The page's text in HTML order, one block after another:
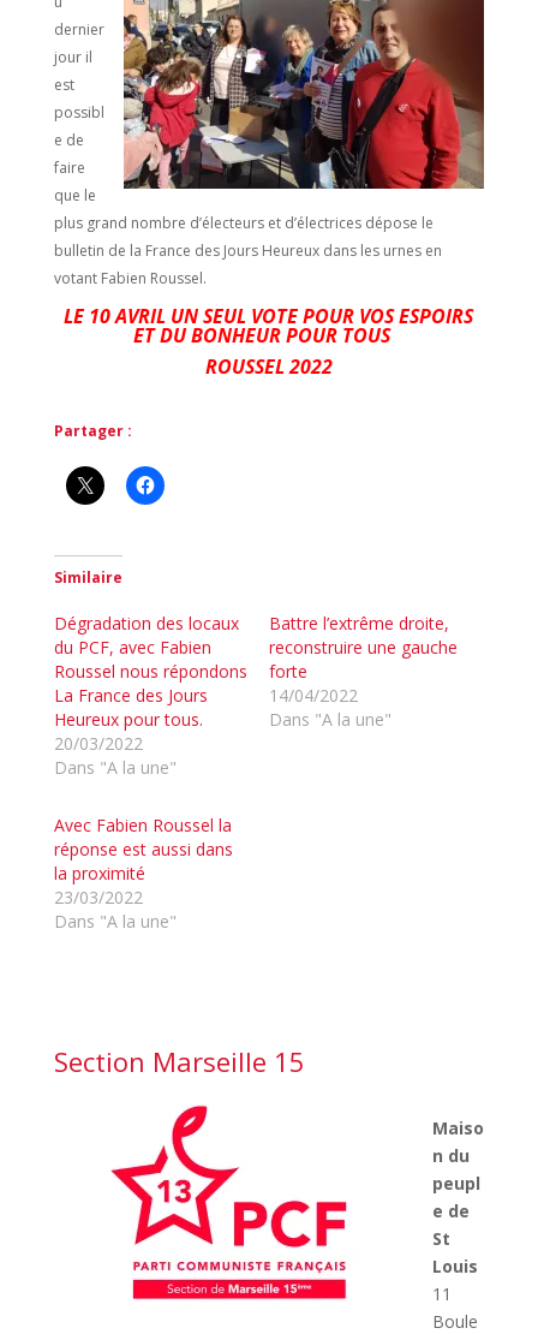
dernier
jour il
est
possibl
e de
faire
que le
plus grand nombre d’électeurs et d’électrices dépose le
bulletin de la France des Jours Heureux dans les urnes en
votant Fabien Roussel.
LE 10 AVRIL UN SEUL VOTE POUR VOS ESPOIRS
ET DU BONHEUR POUR TOUS
ROUSSEL 2022
Partager :
Similaire
Dégradation des locaux
du PCF, avec Fabien
Roussel nous répondons
La France des Jours
Heureux pour tous.
20/03/2022
Dans "A la une"
Battre l’extrême droite,
reconstruire une gauche
forte
14/04/2022
Dans "A la une"
Avec Fabien Roussel la
réponse est aussi dans
la proximité
23/03/2022
Dans "A la une"
Section Marseille 15
Maiso
n du
peupl
e de
St
Louis
11
Boule